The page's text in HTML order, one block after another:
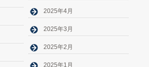
2025年4月
2025年3月
2025年2月
2025年1月